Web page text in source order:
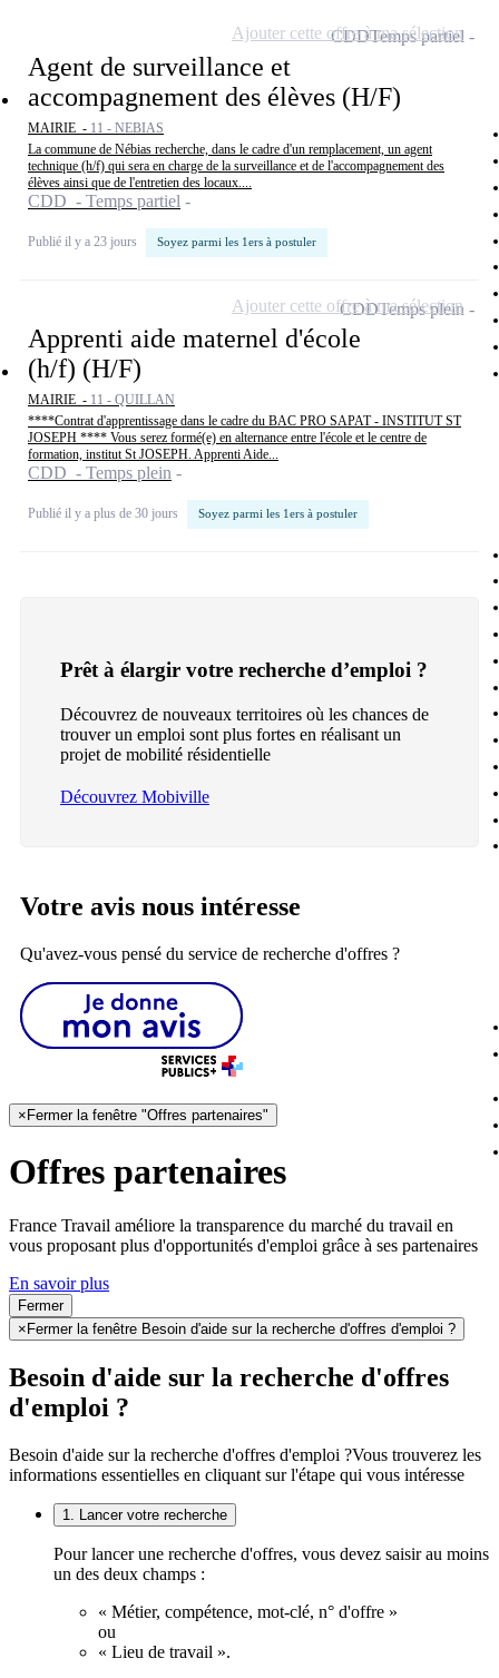
Agent de surveillance et
accompagnement des élèves (H/F)
MAIRIE - 11 - NEBIAS
La commune de Nébias recherche, dans le cadre d'un remplacement, un agent
technique (h/f) qui sera en charge de la surveillance et de l'accompagnement des
élèves ainsi que de l'entretien des locaux....
CDD - Temps partiel
Publié il y a 23 jours Soyez parmi les 1ers à postuler
CDDTemps partiel
Ajouter cette offre à ma sélection
Apprenti aide maternel d'école
(h/f) (H/F)
MAIRIE - 11 - QUILLAN
****Contrat d'apprentissage dans le cadre du BAC PRO SAPAT - INSTITUT ST
JOSEPH **** Vous serez formé(e) en alternance entre l'école et le centre de
formation, institut St JOSEPH. Apprenti Aide...
CDD - Temps plein
Publié il y a plus de 30 jours Soyez parmi les 1ers à postuler
CDDTemps plein
Ajouter cette offre à ma sélection
Prêt à élargir votre recherche d’emploi ?
Découvrez de nouveaux territoires où les chances de
trouver un emploi sont plus fortes en réalisant un
projet de mobilité résidentielle
Découvrez Mobiville
Votre avis nous intéresse
Qu'avez-vous pensé du service de recherche d'offres ?
× Fermer la fenêtre "Offres partenaires"
Offres partenaires
France Travail améliore la transparence du marché du travail en
vous proposant plus d'opportunités d'emploi grâce à ses partenaires
En savoir plus
Fermer
× Fermer la fenêtre Besoin d'aide sur la recherche d'offres d'emploi ?
Besoin d'aide sur la recherche d'offres
d'emploi ?
Besoin d'aide sur la recherche d'offres d'emploi ?Vous trouverez les
informations essentielles en cliquant sur l'étape qui vous intéresse
1. Lancer votre recherche
Pour lancer une recherche d'offres, vous devez saisir au moins
un des deux champs :
« Métier, compétence, mot-clé, n° d'offre »
ou
« Lieu de travail ».